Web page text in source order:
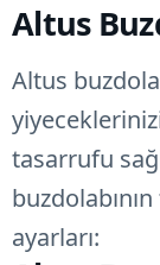
Altus
Altus
tasarrufu
ayarları: